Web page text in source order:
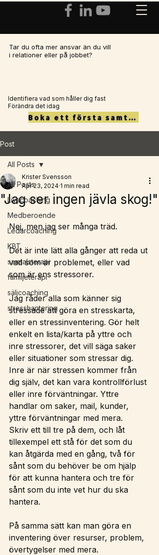
Tar du ofta mer ansvar än du vill
i relationer eller på jobbet?
Identifiera vad som håller dig fast
Förändra det idag
Boka ett första samtal här
Post
All Posts
Livscoaching
Medberoende
Ledarcoaching
KBT
samtalsterapi
familjeterapi
säljcoaching
stresshantering
All Posts
"Jag ser ingen jävla skog!"
Krister Svensson
Apr 23, 2024 1 min read
Nej, men jag ser många träd.
Det är inte lätt alla gånger att reda ut
vad som är problemet, eller vad
som är ens stressorer.
Jag råder alla som känner sig
stressade att göra en stresskarta,
eller en stressinventering. Gör helt
enkelt en lista/karta på yttre och
inre stressorer, det vill säga saker
eller situationer som stressar dig.
Inre är när stressen kommer från
dig själv, det kan vara kontrollförlust
eller inre förväntningar. Yttre
handlar om saker, mail, kunder,
yttre förväntningar med mera.
Skriv ett till tre på dem, och låt
tillexempel ett stå för det som du
kan åtgärda med en gång, två för
sånt som du behöver be om hjälp
för att kunna hantera och tre för
sånt som du inte vet hur du ska
hantera.
På samma sätt kan man göra en
inventering över resurser, problem,
övertygelser med mera.